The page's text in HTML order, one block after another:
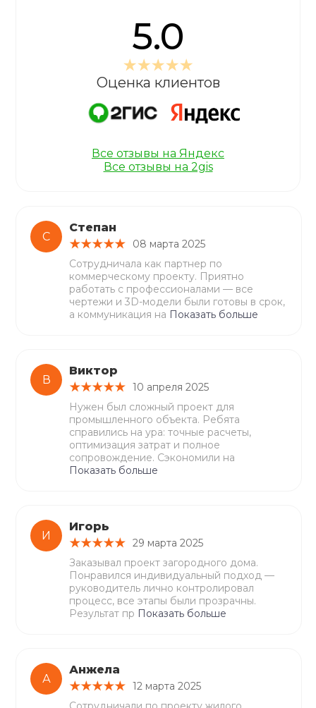
С
Степан
08 марта 2025
Сотрудничала как партнер по
коммерческому проекту. Приятно
работать с профессионалами — все
чертежи и 3D-модели были готовы в срок,
а коммуникация на Показать больше
В
Виктор
10 апреля 2025
Нужен был сложный проект для
промышленного объекта. Ребята
справились на ура: точные расчеты,
оптимизация затрат и полное
сопровождение. Сэкономили на
Показать больше
И
Игорь
29 марта 2025
Заказывал проект загородного дома.
Понравился индивидуальный подход —
руководитель лично контролировал
процесс, все этапы были прозрачны.
Результат пр Показать больше
А
Анжела
12 марта 2025
5.0
Оценка клиентов
Все отзывы на Яндекс
Все отзывы на 2gis